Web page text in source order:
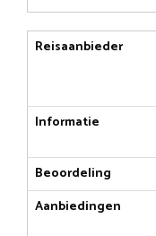
Reisaanbieder
Informatie
Beoordeling
Aanbiedingen